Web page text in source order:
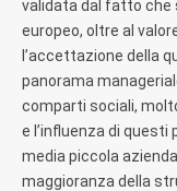
validata dal fatto che
europeo, oltre al
l’accettazione della
panorama
comparti sociali,
e l’influenza di
media piccola
maggioranza della